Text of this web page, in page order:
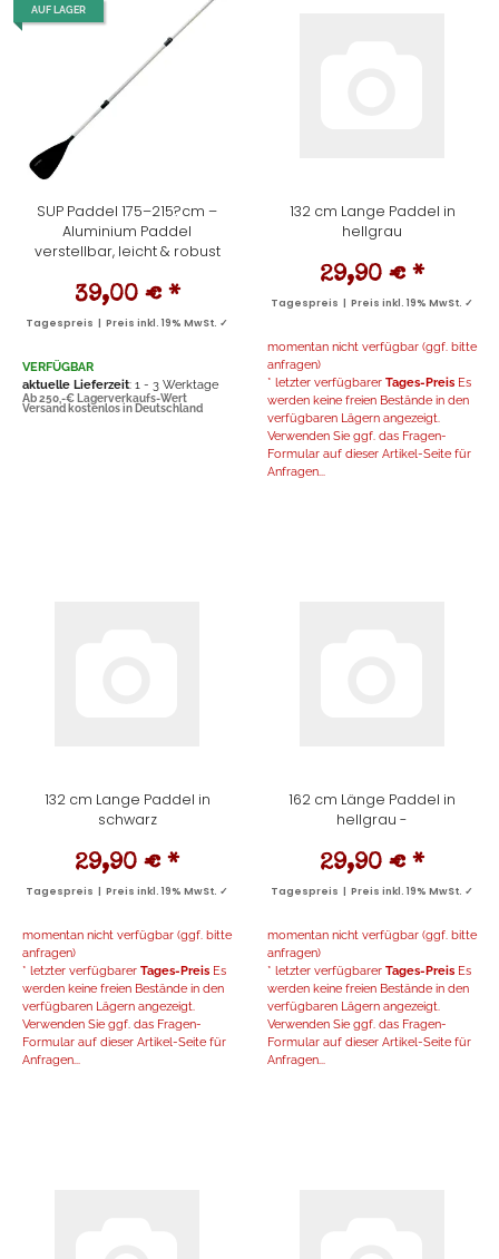
AUF LAGER
SUP Paddel 175–215?cm –
Aluminium Paddel
verstellbar, leicht & robust
39,00 € *
Tagespreis | Preis inkl. 19% MwSt. ✓
VERFÜGBAR
aktuelle Lieferzeit: 1 - 3 Werktage
Ab 250,-€ Lagerverkaufs-Wert
Versand kostenlos in Deutschland
132 cm Lange Paddel in
hellgrau
29,90 € *
Tagespreis | Preis inkl. 19% MwSt. ✓
momentan nicht verfügbar (ggf. bitte
anfragen)
* letzter verfügbarer Tages-Preis Es
werden keine freien Bestände in den
verfügbaren Lägern angezeigt.
Verwenden Sie ggf. das Fragen-
Formular auf dieser Artikel-Seite für
Anfragen...
132 cm Lange Paddel in
schwarz
29,90 € *
Tagespreis | Preis inkl. 19% MwSt. ✓
momentan nicht verfügbar (ggf. bitte
anfragen)
* letzter verfügbarer Tages-Preis Es
werden keine freien Bestände in den
verfügbaren Lägern angezeigt.
Verwenden Sie ggf. das Fragen-
Formular auf dieser Artikel-Seite für
Anfragen...
162 cm Länge Paddel in
hellgrau -
29,90 € *
Tagespreis | Preis inkl. 19% MwSt. ✓
momentan nicht verfügbar (ggf. bitte
anfragen)
* letzter verfügbarer Tages-Preis Es
werden keine freien Bestände in den
verfügbaren Lägern angezeigt.
Verwenden Sie ggf. das Fragen-
Formular auf dieser Artikel-Seite für
Anfragen...